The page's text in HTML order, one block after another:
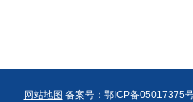
网站地图 备案号：鄂ICP备05017375